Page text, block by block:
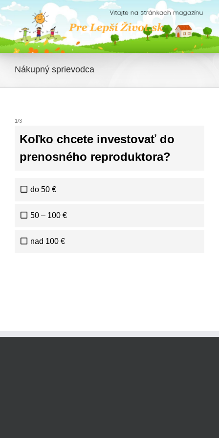
Skip
to
content
Nákupný sprievodca
1/3
Koľko chcete investovať do
prenosného reproduktora?
do 50 €
50 – 100 €
nad 100 €